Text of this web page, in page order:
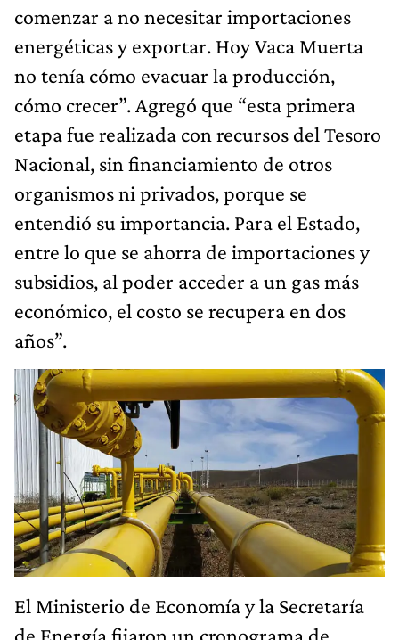
comenzar a no necesitar importaciones
energéticas y exportar. Hoy Vaca Muerta
no tenía cómo evacuar la producción,
cómo crecer”. Agregó que “esta primera
etapa fue realizada con recursos del Tesoro
Nacional, sin financiamiento de otros
organismos ni privados, porque se
entendió su importancia. Para el Estado,
entre lo que se ahorra de importaciones y
subsidios, al poder acceder a un gas más
económico, el costo se recupera en dos
años”.
El Ministerio de Economía y la Secretaría